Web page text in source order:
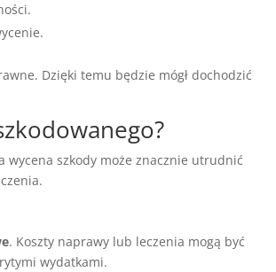
Dzięki temu będzie mógł dochodzić
wycena szkody może znacznie utrudnić
. Koszty naprawy lub leczenia mogą być
wydatkami.